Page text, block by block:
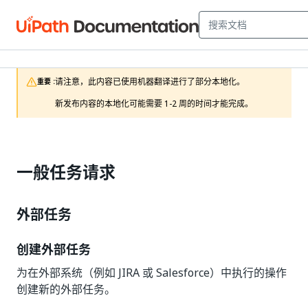
重要 :请注意，此内容已使用机器翻译进行了部分本地化。
新发布内容的本地化可能需要 1-2 周的时间才能完成。
一般任务请求
外部任务
创建外部任务
为在外部系统（例如 JIRA 或 Salesforce）中执行的操作
创建新的外部任务。